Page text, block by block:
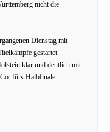
nicht die
Dienstag mit
gestartet.
klar und deutlich mit
fürs Halbfinale